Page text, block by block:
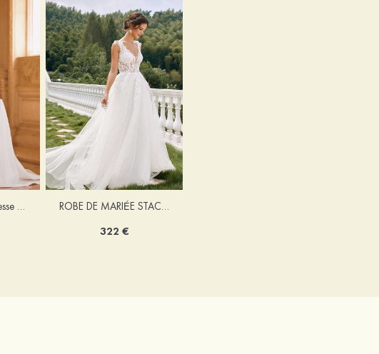
Trapèze robe princesse épaule dénudée traîne chapelle satin robe de mariée ROBE DE MARIÉE STACEES ALONA
322 €